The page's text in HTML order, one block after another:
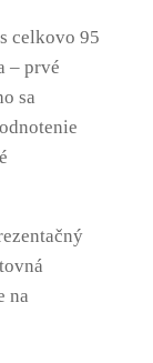
celkovo 95
– prvé
sa
na